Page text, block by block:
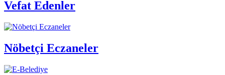
Vefat Edenler
Nöbetçi Eczaneler